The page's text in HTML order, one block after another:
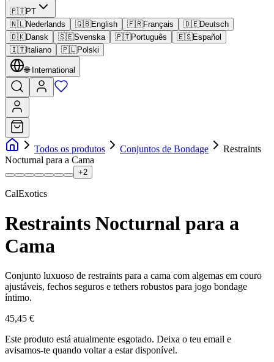
🇵🇹PT
🇳🇱Nederlands 🇬🇧English 🇫🇷Français 🇩🇪Deutsch
🇩🇰Dansk 🇸🇪Svenska 🇵🇹Português 🇪🇸Español
🇮🇹Italiano 🇵🇱Polski
🌐 International
Todos os produtos Conjuntos de Bondage
Restraints
Nocturnal para a Cama
+2
CalExotics
Restraints Nocturnal para a
Cama
Conjunto luxuoso de restraints para a cama com algemas em couro
ajustáveis, fechos seguros e tethers robustos para jogo bondage
íntimo.
45,45 €
Este produto está atualmente esgotado. Deixa o teu email e
avisamos-te quando voltar a estar disponível.